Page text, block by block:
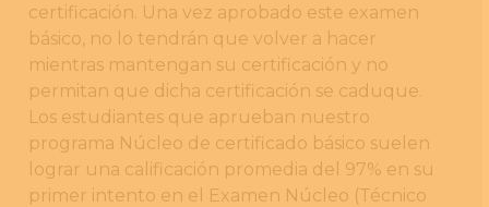
certificación. Una vez aprobado este examen
básico, no lo tendrán que volver a hacer
mientras mantengan su certificación y no
permitan que dicha certificación se caduque.
Los estudiantes que aprueban nuestro
programa Núcleo de certificado básico suelen
lograr una calificación promedia del 97% en su
primer intento en el Examen Núcleo (Técnico